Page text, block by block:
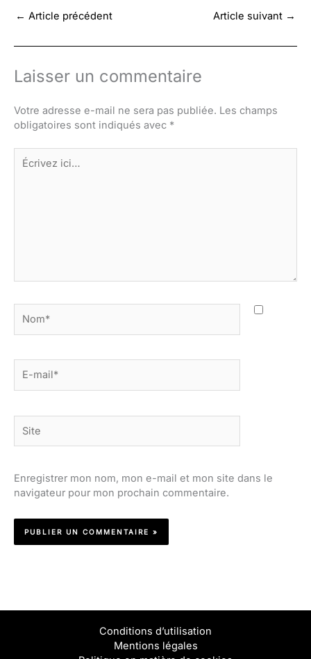
← Article précédent Article suivant →
Laisser un commentaire
Votre adresse e-mail ne sera pas publiée. Les champs
obligatoires sont indiqués avec *
Écrivez
ici…
mail*
Enregistrer mon nom, mon e-mail et mon site dans le
navigateur pour mon prochain commentaire.
Conditions d’utilisation
Mentions légales